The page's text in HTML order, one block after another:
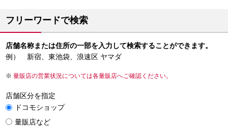
フリーワードで検索
店舗名称または住所の一部を入力して検索することができます。
例） 新宿、東池袋、浪速区 ヤマダ
量販店の営業状況については各量販店へご確認ください。
店舗区分を指定
ドコモショップ
量販店など